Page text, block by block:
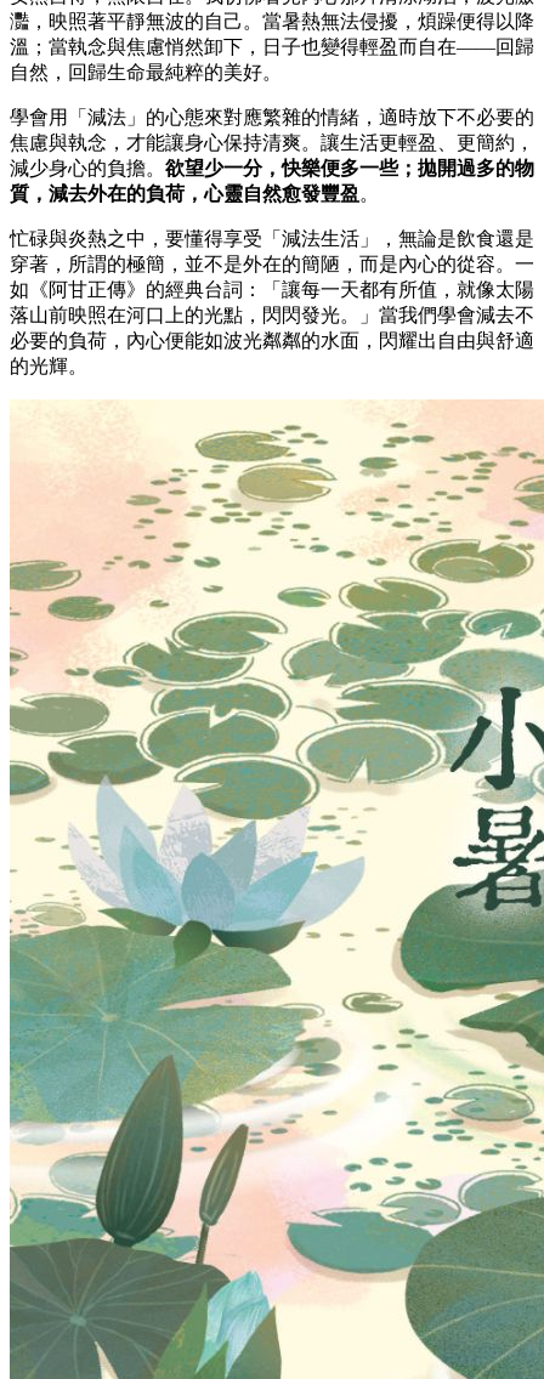
灩，映照著平靜無波的自己。當暑熱無法侵擾，煩躁便得以降
溫；當執念與焦慮悄然卸下，日子也變得輕盈而自在——回歸
自然，回歸生命最純粹的美好。
學會用「減法」的心態來對應繁雜的情緒，適時放下不必要的
焦慮與執念，才能讓身心保持清爽。讓生活更輕盈、更簡約，
減少身心的負擔。 欲望少一分，快樂便多一些；拋開過多的物
質，減去外在的負荷，心靈自然愈發豐盈 。
忙碌與炎熱之中，要懂得享受「減法生活」，無論是飲食還是
穿著，所謂的極簡，並不是外在的簡陋，而是內心的從容。一
如《阿甘正傳》的經典台詞：「讓每一天都有所值，就像太陽
落山前映照在河口上的光點，閃閃發光。」當我們學會減去不
必要的負荷，內心便能如波光粼粼的水面，閃耀出自由與舒適
的光輝。